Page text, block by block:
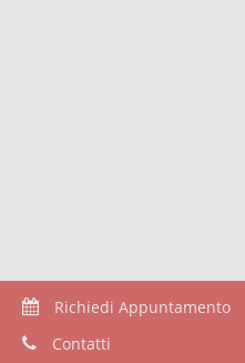
Richiedi Appuntamento
Contatti